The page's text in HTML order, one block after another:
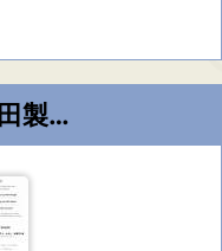
ミニボーロを含む大阪前田製菓さんの人気お菓子＆オリジナルグッズの詰合せ